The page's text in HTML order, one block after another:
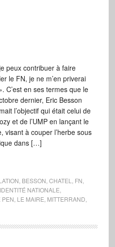
peux contribuer à faire
le FN, je ne m’en priverai
C’est en ses termes que le
dernier, Eric Besson
l’objectif qui était celui de
et de l’UMP en lançant le
visant à couper l’herbe sous
dans […]
BESSON CHATEL FN
IDENTITÉ NATIONALE
PEN LE MAIRE MITTERRAND